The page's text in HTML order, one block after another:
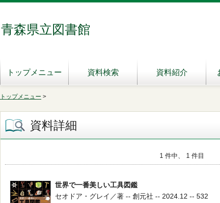
青森県立図書館
トップメニュー 資料検索 資料紹介
トップメニュー >
資料詳細
1 件中、 1 件目
世界で一番美しい工具図鑑
セオドア・グレイ／著 -- 創元社 -- 2024.12 -- 532